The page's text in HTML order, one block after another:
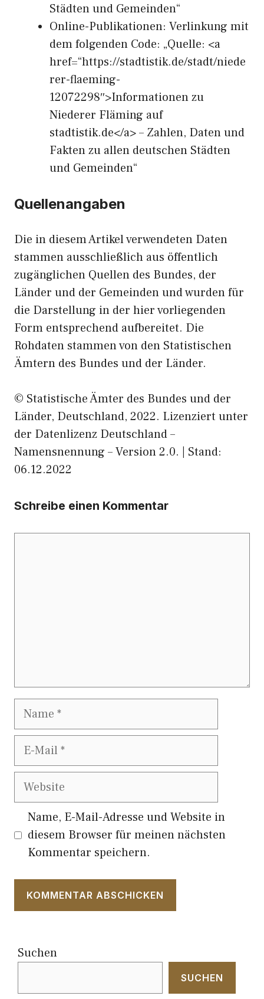
Städten und Gemeinden“
Online-Publikationen: Verlinkung mit
dem folgenden Code: „Quelle: <a
href=“https://stadtistik.de/stadt/niede
rer-flaeming-
12072298″>Informationen zu
Niederer Fläming auf
stadtistik.de</a> – Zahlen, Daten und
Fakten zu allen deutschen Städten
und Gemeinden“
Quellenangaben
Die in diesem Artikel verwendeten Daten
stammen ausschließlich aus öffentlich
zugänglichen Quellen des Bundes, der
Länder und der Gemeinden und wurden für
die Darstellung in der hier vorliegenden
Form entsprechend aufbereitet. Die
Rohdaten stammen von den Statistischen
Ämtern des Bundes und der Länder.
© Statistische Ämter des Bundes und der
Länder, Deutschland, 2022. Lizenziert unter
der Datenlizenz Deutschland –
Namensnennung – Version 2.0. | Stand:
06.12.2022
Schreibe einen Kommentar
Name
E-
Website
Name, E-Mail-Adresse und Website in
diesem Browser für meinen nächsten
Kommentar speichern.
Suchen
SUCHEN